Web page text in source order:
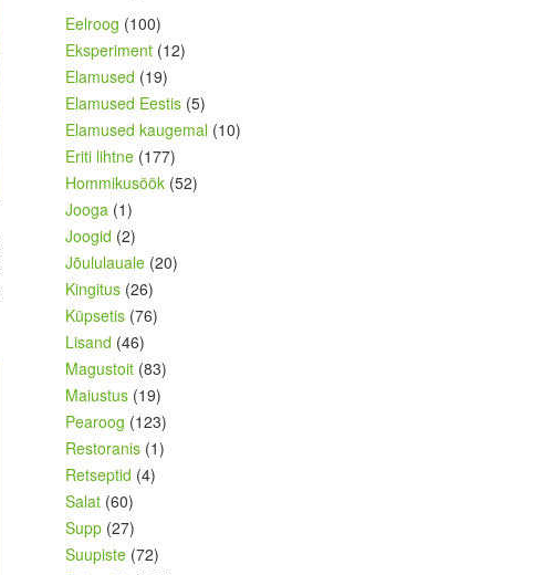
Eelroog (100)
Eksperiment (12)
Elamused (19)
Elamused Eestis (5)
Elamused kaugemal (10)
Eriti lihtne (177)
Hommikusöök (52)
Jooga (1)
Joogid (2)
Jõululauale (20)
Kingitus (26)
Küpsetis (76)
Lisand (46)
Magustoit (83)
Maiustus (19)
Pearoog (123)
Restoranis (1)
Retseptid (4)
Salat (60)
Supp (27)
Suupiste (72)